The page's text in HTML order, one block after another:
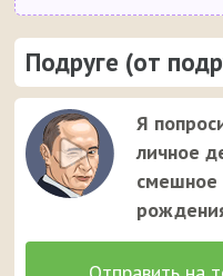
Подруге (от
Я
личное
смешное